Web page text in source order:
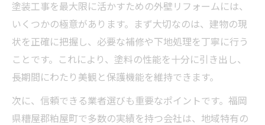
塗装工事を最大限に活かすための外壁リフォームには、
いくつかの極意があります。まず大切なのは、建物の現
状を正確に把握し、必要な補修や下地処理を丁寧に行う
ことです。これにより、塗料の性能を十分に引き出し、
長期間にわたり美観と保護機能を維持できます。
次に、信頼できる業者選びも重要なポイントです。福岡
県糟屋郡粕屋町で多数の実績を持つ会社は、地域特有の